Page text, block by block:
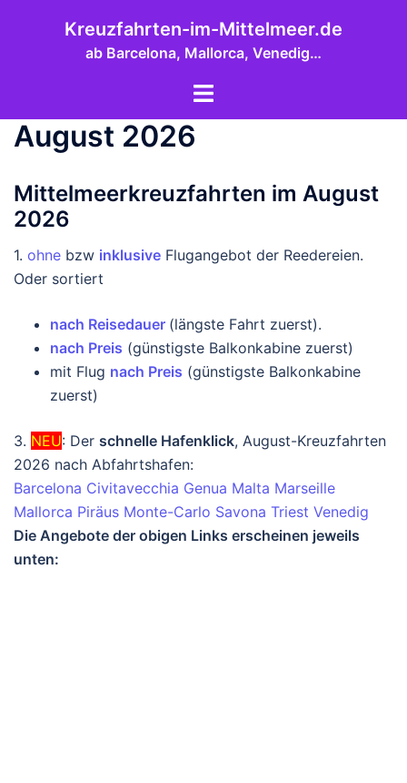
Kreuzfahrten-im-Mittelmeer.de
ab Barcelona, Mallorca, Venedig…
Menü
August 2026
Mittelmeerkreuzfahrten im August
2026
1. ohne bzw inklusive Flugangebot der Reedereien.
Oder sortiert
nach Reisedauer (längste Fahrt zuerst).
nach Preis (günstigste Balkonkabine zuerst)
mit Flug nach Preis (günstigste Balkonkabine
zuerst)
3. NEU: Der schnelle Hafenklick, August-Kreuzfahrten
2026 nach Abfahrtshafen:
Barcelona Civitavecchia Genua Malta Marseille
Mallorca Piräus Monte-Carlo Savona Triest Venedig
Die Angebote der obigen Links erscheinen jeweils
unten: